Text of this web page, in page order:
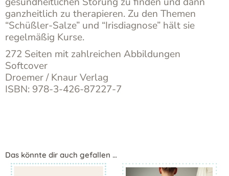
ganzheitlich zu therapieren. Zu den Themen
“Schüßler-Salze” und “Irisdiagnose” hält sie
regelmäßig Kurse.
272 Seiten mit zahlreichen Abbildungen
Softcover
Droemer / Knaur Verlag
ISBN: 978-3-426-87227-7
Das könnte dir auch gefallen …